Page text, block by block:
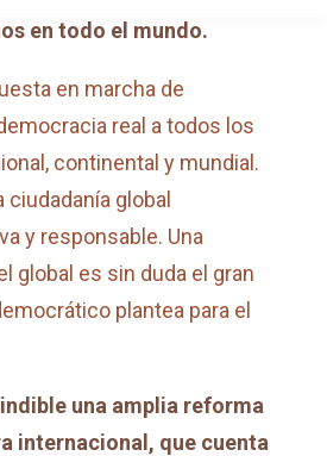
en todo el mundo.
en marcha de
real a todos los
continental y mundial.
global
y responsable. Una
global es sin duda el gran
plantea para el
una amplia reforma
internacional, que cuenta